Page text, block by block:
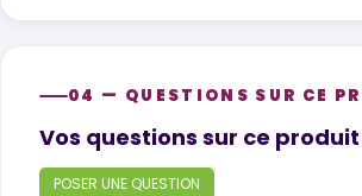
04 — QUESTIONS SUR CE
Product questions
Vos questions sur ce produit
POSER UNE QUESTION